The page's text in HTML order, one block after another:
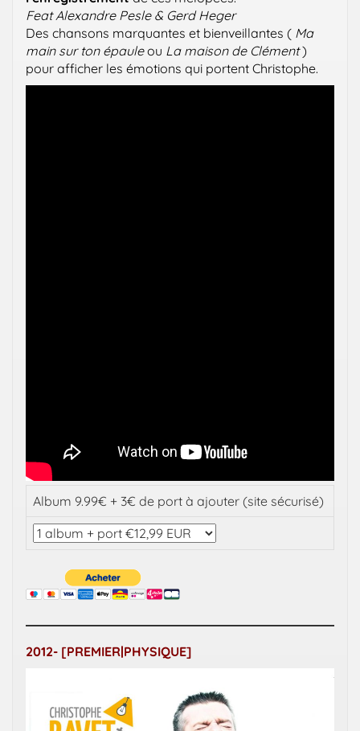
Feat Alexandre Pesle & Gerd Heger
Des chansons marquantes et bienveillantes ( Ma
main sur ton épauleou La maison de Clément)
pour afficher les émotions qui portent Christophe.
Album 9.99€ + 3€ de port à ajouter (site sécurisé)
2012- [PREMIER|PHYSIQUE]